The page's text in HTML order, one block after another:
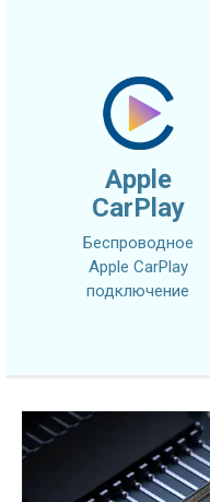
Apple
CarPlay
Беспроводное
Apple CarPlay
подключение